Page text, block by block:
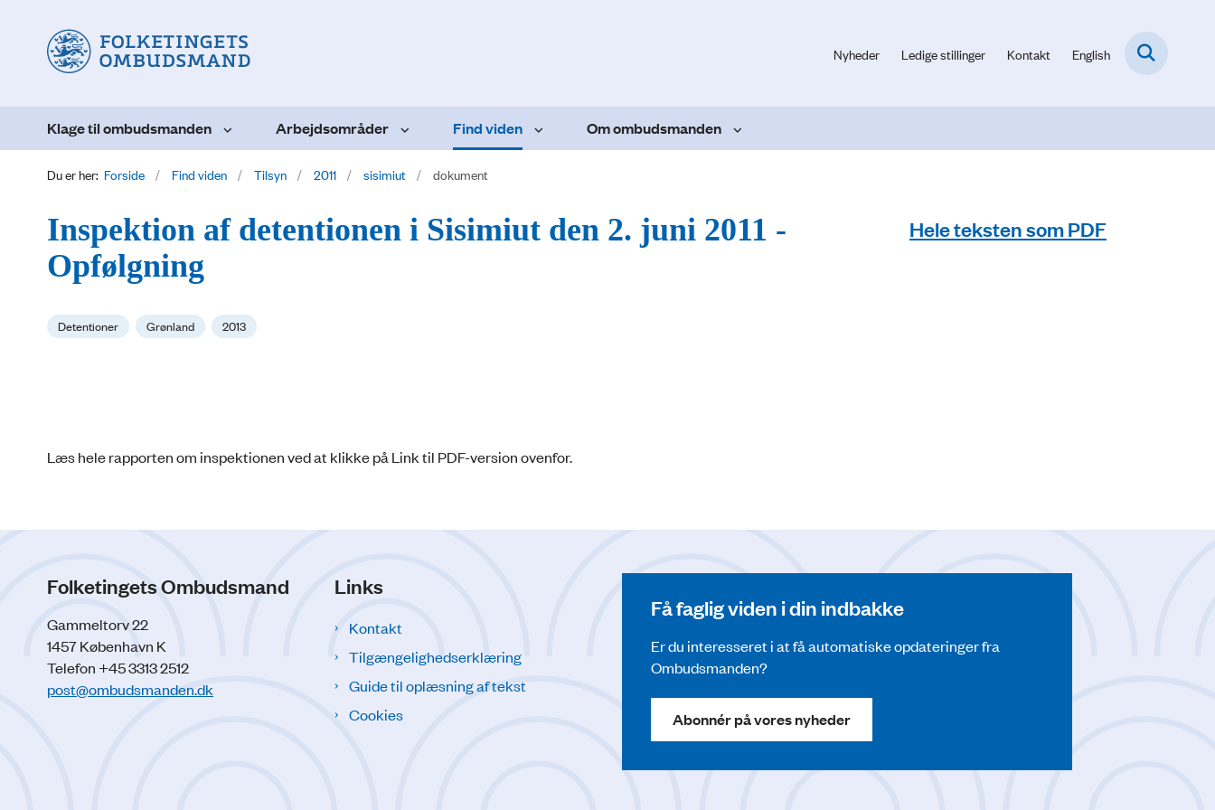
Nyheder Ledige stillinger Kontakt English
Klage til ombudsmanden Arbejdsområder Find viden Om ombudsmanden
Du er her: Forside Find viden Tilsyn 2011 sisimiut dokument
Inspektion af detentionen i Sisimiut den 2. juni 2011 -
Opfølgning
Detentioner Grønland 2013
Læs hele rapporten om inspektionen ved at klikke på Link til PDF-version ovenfor.
Hele teksten som PDF
Folketingets Ombudsmand
Gammeltorv 22
1457 København K
Telefon +45 3313 2512
post@ombudsmanden.dk
Links
Kontakt
Tilgængelighedserklæring
Guide til oplæsning af tekst
Cookies
Få faglig viden i din indbakke
Er du interesseret i at få automatiske opdateringer fra
Ombudsmanden?
Abonnér på vores nyheder